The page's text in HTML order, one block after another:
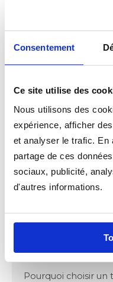
Consentement
Ce site utilise des
Nous utilisons des
expérience, afficher
et analyser le trafic. En
partage de ces
sociaux, publicité,
d'autres informations.
Personnalisation
TAPIS
Idéal pour l'hiver
Pourquoi choisir un